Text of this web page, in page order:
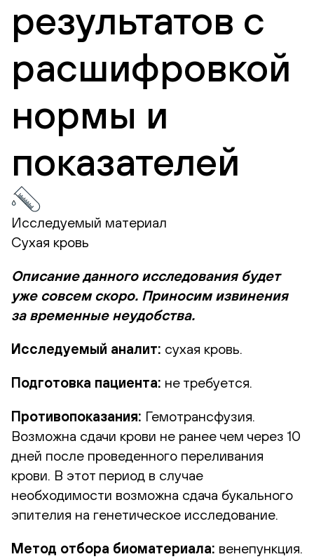
результатов с
расшифровкой
нормы и
показателей
Исследуемый материал
Сухая кровь
Описание данного исследования будет
уже совсем скоро. Приносим извинения
за временные неудобства.
Исследуемый аналит: сухая кровь.
Подготовка пациента: не требуется.
Противопоказания: Гемотрансфузия.
Возможна сдачи крови не ранее чем через 10
дней после проведенного переливания
крови. В этот период в случае
необходимости возможна сдача букального
эпителия на генетическое исследование.
Метод отбора биоматериала: венепункция.